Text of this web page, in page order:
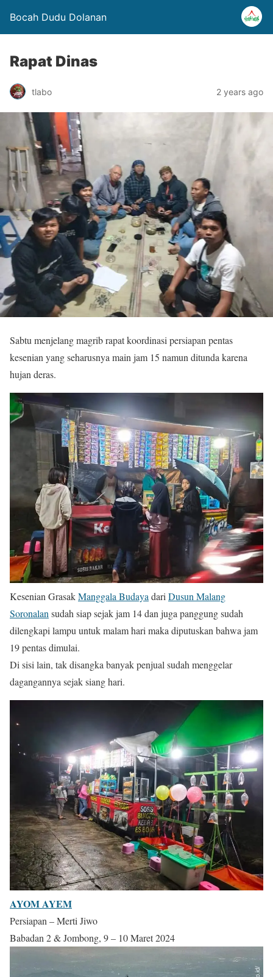
Bocah Dudu Dolanan
Rapat Dinas
tlabo 2 years ago
Sabtu menjelang magrib rapat koordinasi persiapan pentas
kesenian yang seharusnya main jam 15 namun ditunda karena
hujan deras.
Kesenian GrasakManggala Budaya dari Dusun Malang
Soronalan sudah siap sejak jam 14 dan juga panggung sudah
dilengkapi lampu untuk malam hari maka diputuskan bahwa jam
19 pentas dimulai.
Di sisi lain, tak disangka banyak penjual sudah menggelar
dagangannya sejak siang hari.
AYOM AYEM
Persiapan – Merti Jiwo
Babadan 2 & Jombong, 9 – 10 Maret 2024